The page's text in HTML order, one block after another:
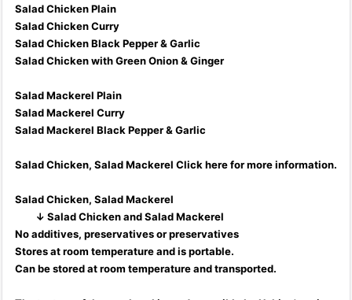
Salad Chicken Plain
Salad Chicken Curry
Salad Chicken Black Pepper & Garlic
Salad Chicken with Green Onion & Ginger
Salad Mackerel Plain
Salad Mackerel Curry
Salad Mackerel Black Pepper & Garlic
Salad Chicken, Salad Mackerel Click here for more information.
Salad Chicken, Salad Mackerel
↓ Salad Chicken and Salad Mackerel
No additives, preservatives or preservatives
Stores at room temperature and is portable.
Can be stored at room temperature and transported.